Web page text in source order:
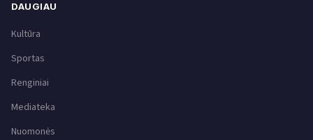
DAUGIAU
Kultūra
Sportas
Renginiai
Mediateka
Nuomonės